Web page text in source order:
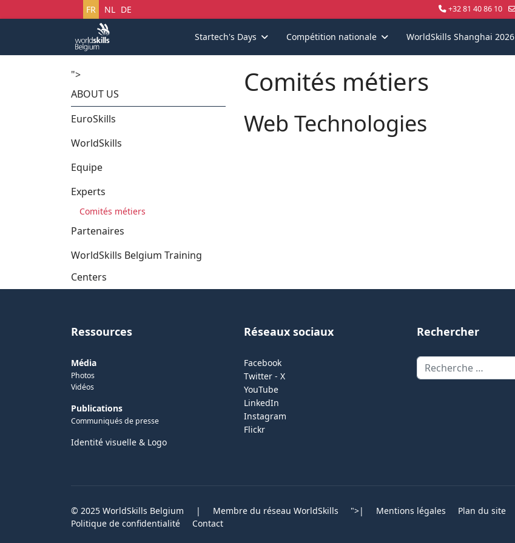
Sélectionnez votre langue
FR NL DE +32 81 40 86 10
Startech's Days Compétition nationale WorldSkills Shanghai 2026
">
ABOUT US
EuroSkills
WorldSkills
Equipe
Experts
Comités métiers
Partenaires
WorldSkills Belgium Training
Centers
Comités métiers
Web Technologies
Ressources
Média
Photos
Vidéos
Publications
Communiqués de presse
Identité visuelle & Logo
Réseaux sociaux
Facebook
Twitter - X
YouTube
LinkedIn
Instagram
Flickr
Rechercher
Rechercher
© 2025 WorldSkills Belgium | Membre du réseau WorldSkills ">| Mentions légales Plan du site
Politique de confidentialité
Contact